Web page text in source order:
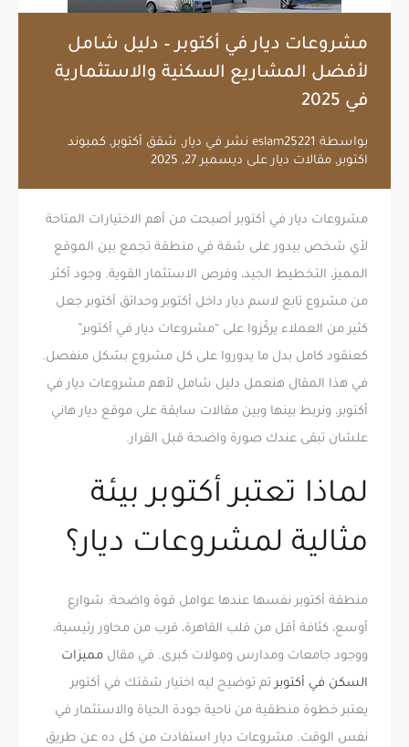
مشروعات ديار في أكتوبر – دليل شامل
لأفضل المشاريع السكنية والاستثمارية
في 2025
بواسطة eslam25221 نشر في ديار, شقق أكتوبر, كمبوند
اكتوبر, مقالات ديارعلى ديسمبر 27, 2025
مشروعات ديار في أكتوبر أصبحت من أهم الاختيارات المتاحة
لأي شخص بيدور على شقة في منطقة تجمع بين الموقع
المميز، التخطيط الجيد، وفرص الاستثمار القوية. وجود أكثر
من مشروع تابع لاسم ديار داخل أكتوبر وحدائق أكتوبر جعل
كثير من العملاء يركّزوا على “مشروعات ديار في أكتوبر”
كعنقود كامل بدل ما يدوروا على كل مشروع بشكل منفصل.
في هذا المقال هنعمل دليل شامل لأهم مشروعات ديار في
أكتوبر، ونربط بينها وبين مقالات سابقة على موقع ديار هاني
علشان تبقى عندك صورة واضحة قبل القرار.
لماذا تعتبر أكتوبر بيئة
مثالية لمشروعات ديار؟
منطقة أكتوبر نفسها عندها عوامل قوة واضحة: شوارع
أوسع، كثافة أقل من قلب القاهرة، قرب من محاور رئيسية،
ووجود جامعات ومدارس ومولات كبرى. في مقال مميزات
السكن في أكتوبرتم توضيح ليه اختيار شقتك في أكتوبر
يعتبر خطوة منطقية من ناحية جودة الحياة والاستثمار في
نفس الوقت. مشروعات ديار استفادت من كل ده عن طريق